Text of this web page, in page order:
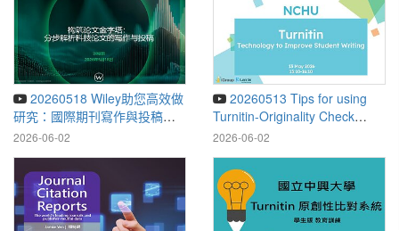
20260518 Wiley助您高效做
研究：國際期刊寫作與投稿全
攻略
2026-06-02
20260513 Tips for using
Turnitin-Originality Check
System
2026-06-02